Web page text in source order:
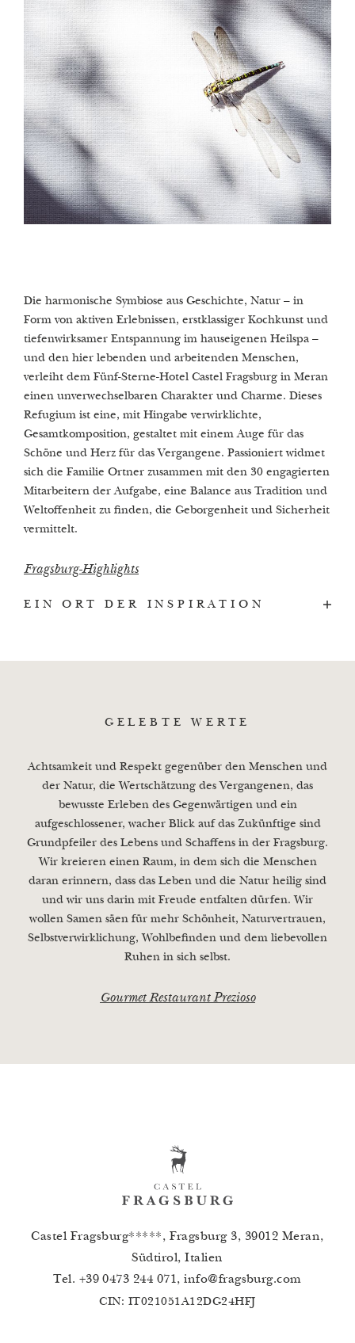
Die harmonische Symbiose aus Geschichte, Natur – in
Form von aktiven Erlebnissen, erstklassiger Kochkunst und
tiefenwirksamer Entspannung im hauseigenen Heilspa –
und den hier lebenden und arbeitenden Menschen,
verleiht dem Fünf-Sterne-Hotel Castel Fragsburg in Meran
einen unverwechselbaren Charakter und Charme. Dieses
Refugium ist eine, mit Hingabe verwirklichte,
Gesamtkomposition, gestaltet mit einem Auge für das
Schöne und Herz für das Vergangene. Passioniert widmet
sich die Familie Ortner zusammen mit den 30 engagierten
Mitarbeitern der Aufgabe, eine Balance aus Tradition und
Weltoffenheit zu finden, die Geborgenheit und Sicherheit
vermittelt.
Fragsburg-Highlights
EIN ORT DER INSPIRATION
Hauses verleiht Kraft und Muse, um sich auf sich selbst zu
besinnen, neue Wege zu beschreiten und die
körpereigene Energie zu erkennen und voll
auszuschöpfen.
GELEBTE WERTE
Achtsamkeit und Respekt gegenüber den Menschen und
der Natur, die Wertschätzung des Vergangenen, das
bewusste Erleben des Gegenwärtigen und ein
aufgeschlossener, wacher Blick auf das Zukünftige sind
Grundpfeiler des Lebens und Schaffens in der Fragsburg.
Wir kreieren einen Raum, in dem sich die Menschen
daran erinnern, dass das Leben und die Natur heilig sind
und wir uns darin mit Freude entfalten dürfen. Wir
wollen Samen säen für mehr Schönheit, Naturvertrauen,
Selbstverwirklichung, Wohlbefinden und dem liebevollen
Ruhen in sich selbst.
Gourmet Restaurant Prezioso
Castel Fragsburg*****, Fragsburg 3, 39012 Meran,
Südtirol, Italien
Tel. +39 0473 244 071,info@fragsburg.com
CIN: IT021051A12DG24HFJ